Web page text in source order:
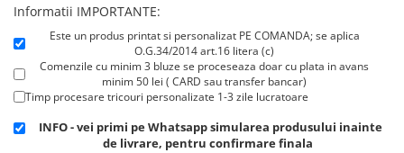
Informatii IMPORTANTE:
Este un produs printat si personalizat PE COMANDA; se aplica
O.G.34/2014 art.16 litera (c)
Comenzile cu minim 3 bluze se proceseaza doar cu plata in avans
minim 50 lei ( CARD sau transfer bancar)
Timp procesare tricouri personalizate 1-3 zile lucratoare
INFO - vei primi pe Whatsapp simularea produsului inainte
de livrare, pentru confirmare finala